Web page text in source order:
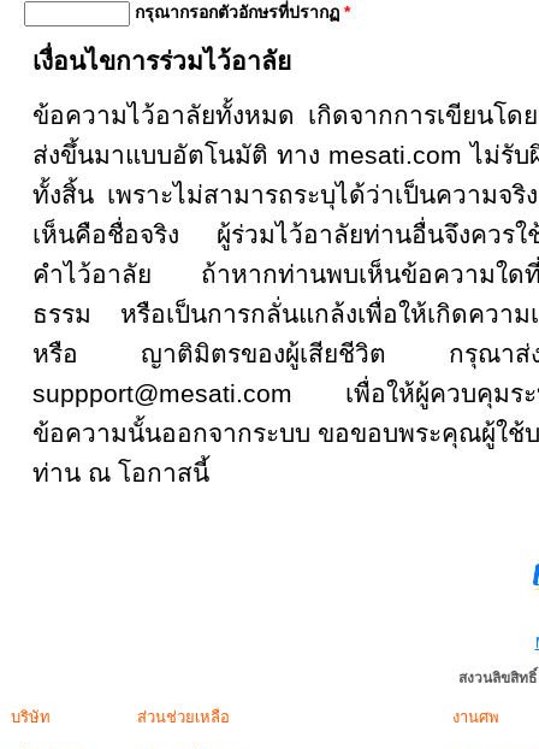
กรุณากรอกตัวอักษรที่ปรากฏ *
เงื่อนไขการร่วมไว้อาลัย
ข้อความไว้อาลัยทั้งหมด เกิดจากการเขียนโด
ส่งขึ้นมาแบบอัตโนมัติ ทาง mesati.com ไม่รั
ทั้งสิ้น เพราะไม่สามารถระบุได้ว่าเป็นความจ
เห็นคือชื่อจริง ผู้ร่วมไว้อาลัยท่านอื่นจึงควรใ
คำไว้อาลัย ถ้าหากท่านพบเห็นข้อความใด
ธรรม หรือเป็นการกลั่นแกล้งเพื่อให้เกิดควา
หรือ ญาติมิตรของผู้เสียชีวิต กรุ
suppport@mesati.com เพื่อให้ผู้ควบคุมระ
ข้อความนั้นออกจากระบบ ขอขอบพระคุณผู้ใช้
ท่าน ณ โอกาสนี้
สงวนลิขสิท
บริษัท ส่วนช่วยเหลือ งานศพ